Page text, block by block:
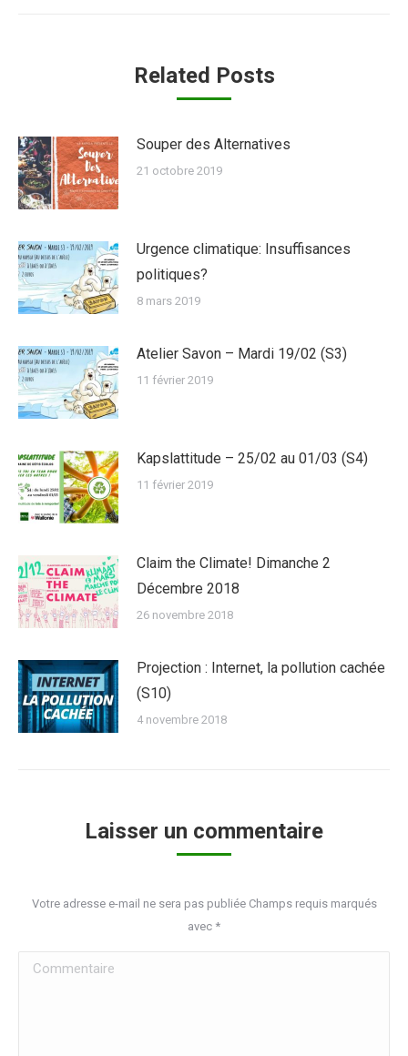
Related Posts
Souper des Alternatives
21 octobre 2019
Urgence climatique: Insuffisances
politiques?
8 mars 2019
Atelier Savon – Mardi 19/02 (S3)
11 février 2019
Kapslattitude – 25/02 au 01/03 (S4)
11 février 2019
Claim the Climate! Dimanche 2
Décembre 2018
26 novembre 2018
Projection : Internet, la pollution cachée
(S10)
4 novembre 2018
Laisser un commentaire
Votre adresse e-mail ne sera pas publiée Champs requis marqués
avec *
Commentaire